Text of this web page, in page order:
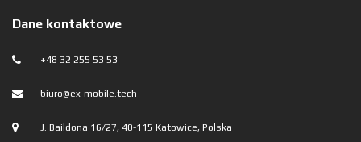
Dane kontaktowe
+48 32 255 53 53
biuro@ex-mobile.tech
J. Baildona 16/27, 40-115 Katowice, Polska